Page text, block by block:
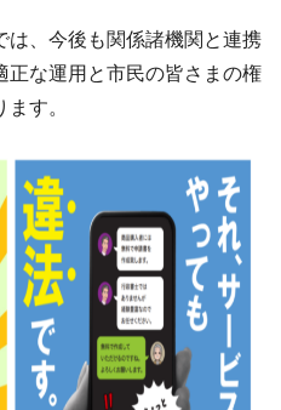
、今後も関係諸機関と連携
正な運用と市民の皆さまの権
す。